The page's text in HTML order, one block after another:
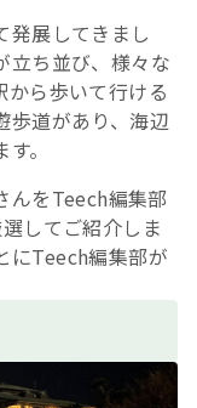
発展してきまし
立ち並び、様々な
から歩いて行ける
歩道があり、海辺
。
んをTeech編集部
してご紹介しま
にTeech編集部が